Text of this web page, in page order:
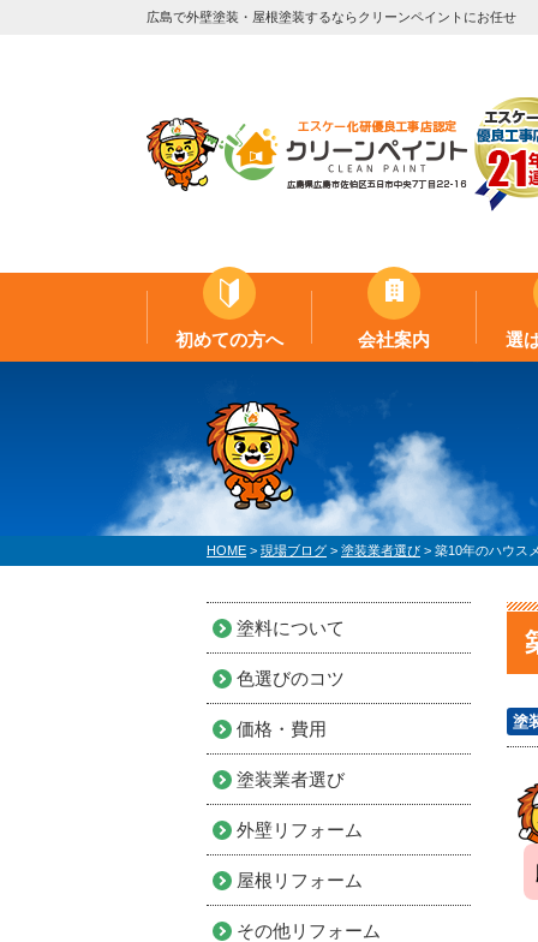
広島で外壁塗装・屋根塗装するならクリーンペイントにお任せ
初めての方へ 会社案内 選
HOME > 現場ブログ > 塗装業者選び > 築10年のハウス
塗
塗料について
色選びのコツ
価格・費用
塗装業者選び
外壁リフォーム
屋根リフォーム
その他リフォーム